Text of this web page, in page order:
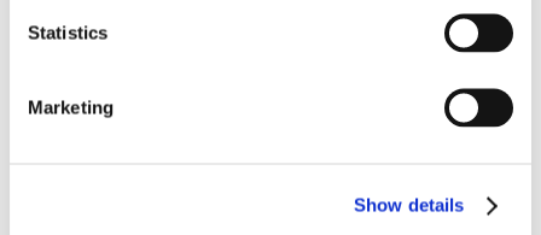
Statistics
Marketing
Show details